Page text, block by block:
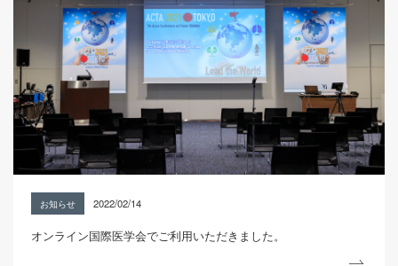
お知らせ 2022/02/14
オンライン国際医学会でご利用いただきました。